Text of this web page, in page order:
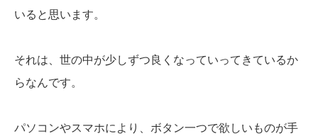
いると思います。
それは、世の中が少しずつ良くなっていってきているか
らなんです。
パソコンやスマホにより、ボタン一つで欲しいものが手